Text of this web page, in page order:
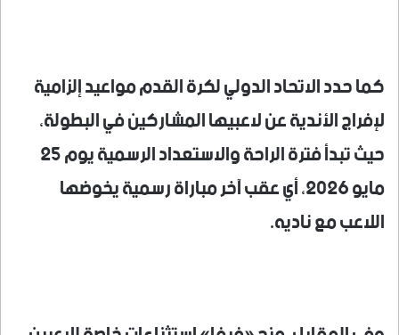
كما حدد الاتحاد الدولي لكرة القدم مواعيد إلزامية
لإفراج الأندية عن لاعبيها المشاركين في البطولة،
حيث تبدأ فترة الراحة والاستعداد الرسمية يوم 25
مايو 2026، أي عقب آخر مباراة رسمية يخوضها
اللاعب مع ناديه.